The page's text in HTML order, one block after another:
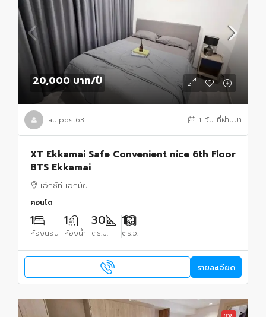
20,000 บาท/ปี
auipost63 1 วัน ที่ผ่านมา
XT Ekkamai Safe Convenient nice 6th Floor
BTS Ekkamai
เอ็กซ์ที เอกมัย
คอนโด
1
ห้องนอน
1
ห้องน้ำ
30
ตร.ม.
1
ตร.ว.
รายละเอียด